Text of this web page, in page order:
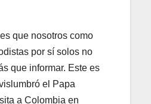
que nosotros como
por sí solos no
que informar. Este es
el Papa
a Colombia en